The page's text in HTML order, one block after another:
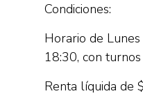
Condiciones:
Horario de
18:30, con
Renta líquida de